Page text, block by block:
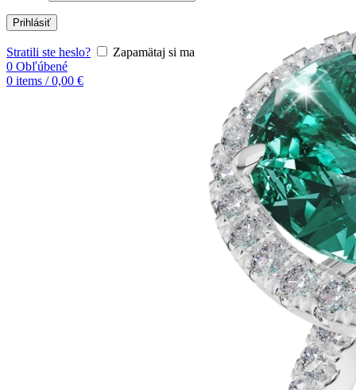
Prihlásiť
Stratili ste heslo?
Zapamätaj si ma
0 Obľúbené
0 items / 0,00 €